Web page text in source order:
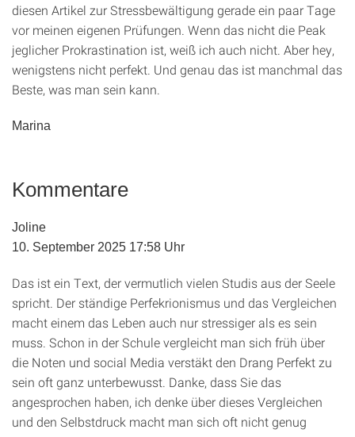
diesen Artikel zur Stressbewältigung gerade ein paar Tage
vor meinen eigenen Prüfungen. Wenn das nicht die Peak
jeglicher Prokrastination ist, weiß ich auch nicht. Aber hey,
wenigstens nicht perfekt. Und genau das ist manchmal das
Beste, was man sein kann.
Marina
Kommentare
Joline
10. September 2025 17:58 Uhr
Das ist ein Text, der vermutlich vielen Studis aus der Seele
spricht. Der ständige Perfekrionismus und das Vergleichen
macht einem das Leben auch nur stressiger als es sein
muss. Schon in der Schule vergleicht man sich früh über
die Noten und social Media verstäkt den Drang Perfekt zu
sein oft ganz unterbewusst. Danke, dass Sie das
angesprochen haben, ich denke über dieses Vergleichen
und den Selbstdruck macht man sich oft nicht genug